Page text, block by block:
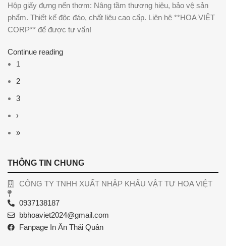
Hộp giấy đựng nến thơm: Nâng tầm thương hiệu, bảo vệ sản
phẩm. Thiết kế độc đáo, chất liệu cao cấp. Liên hệ **HOA VIỆT
CORP** để được tư vấn!
Continue reading
1
2
3
›
»
THÔNG TIN CHUNG
CÔNG TY TNHH XUẤT NHẬP KHẨU VẬT TƯ HOA VIỆT
0937138187
bbhoaviet2024@gmail.com
Fanpage In Ấn Thái Quân